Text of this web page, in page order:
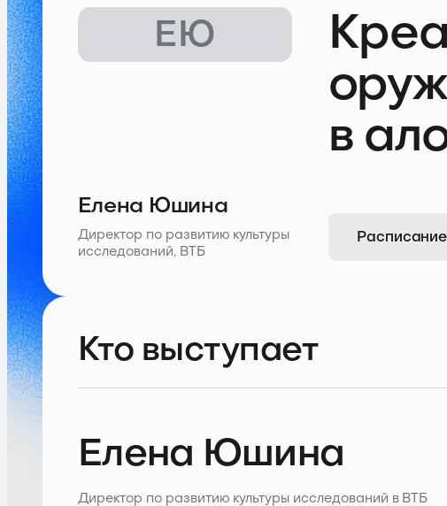
ЕЮ
в
Елена Юшина
Директор по развитию культуры
исследований, ВТБ
Кто выступает
Елена Юшина
Директор по развитию культуры исследований в ВТБ